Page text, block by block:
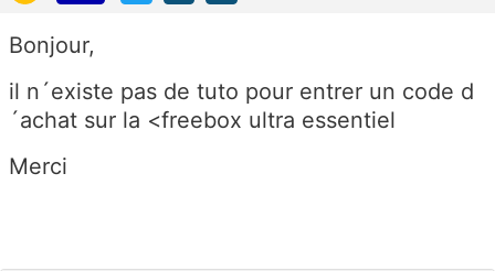
Bonjour,
il n´existe pas de tuto pour entrer un code d
´achat sur la <freebox ultra essentiel
Merci